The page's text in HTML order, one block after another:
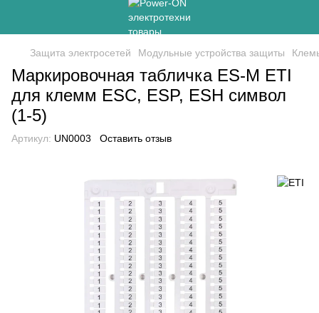
Защита электросетей Модульные устройства защиты
Маркировочная табличка ES-M ETI
для клемм ESC, ESP, ESH символ
(1-5)
Артикул: UN0003 Оставить отзыв